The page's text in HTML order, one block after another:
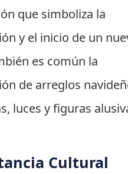
que simboliza la
y el inicio de un
es común la
de arreglos
luces y figuras
Cultural